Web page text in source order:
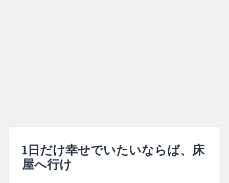
1日だけ幸せでいたいならば、床
屋へ行け